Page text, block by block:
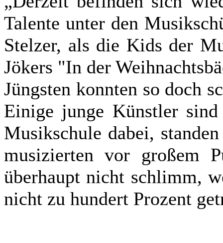
Talente unter den
Stelzer, als die Kids der
Jökers "In der
Jüngsten konnten so doch
Einige junge Künstler
Musikschule dabei,
musizierten vor großem
überhaupt nicht schlimm,
nicht zu hundert Prozent